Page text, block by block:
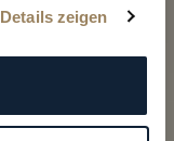
Details zeigen